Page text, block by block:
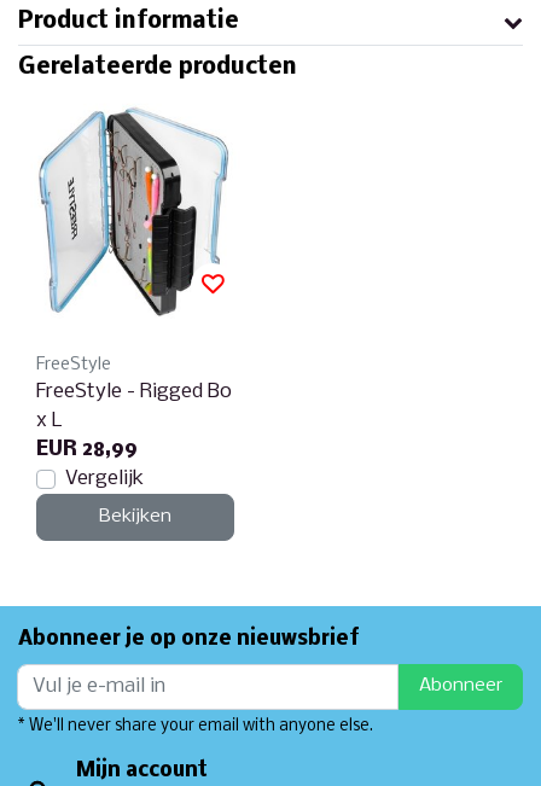
Product informatie
Gerelateerde producten
FreeStyle
FreeStyle - Rigged Bo
x L
EUR 28,99
Vergelijk
Bekijken
Abonneer je op onze nieuwsbrief
Abonneer
* We'll never share your email with anyone else.
Mijn account